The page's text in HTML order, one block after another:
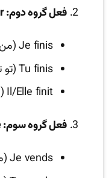
فعل گروه دوم: finir (تمام کردن)
Je finis (من تمام می‌کنم)
Tu finis (تو تمام می‌کنی)
Il/Elle finit (او تمام می‌کند)
فعل گروه سوم: vendre (فروختن)
Je vends (من می‌فروشم)